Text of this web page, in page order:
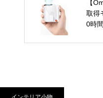
【
取得
0時間